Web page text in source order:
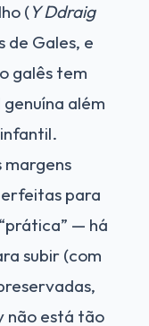
(Y Ddraig
de Gales, e
galês tem
além
margens
para
— há
subir (com
não está tão